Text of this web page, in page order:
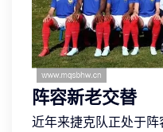
阵容新老交替
近年来捷克队正处于